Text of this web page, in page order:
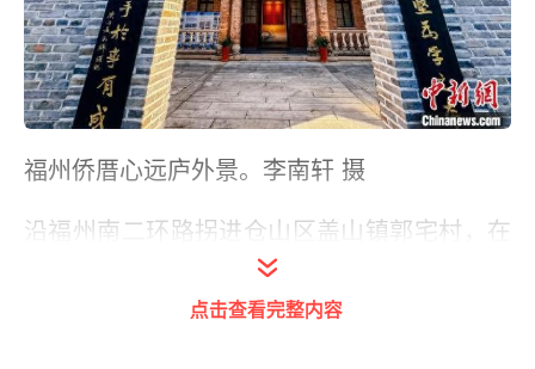
福州侨厝心远庐外景。李南轩 摄
沿福州南二环路拐进仓山区盖山镇郭宅村，在
六和路旁，一处青灰色院墙包围的古朴红砖建
筑尤为亮眼，此处便是始建于1920年的心远
点击查看完整内容